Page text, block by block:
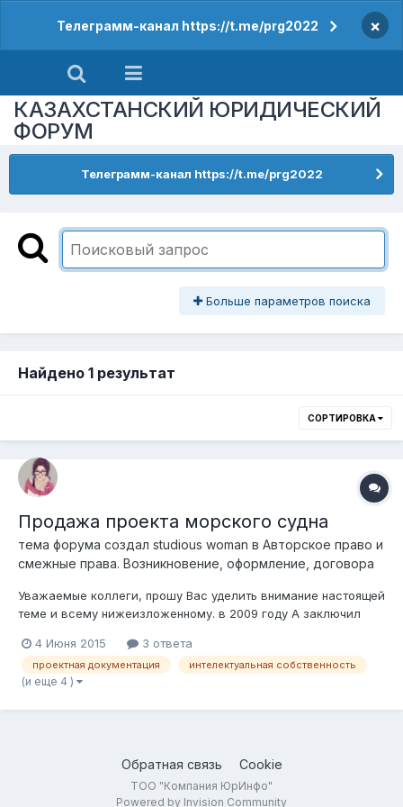
Телеграмм-канал https://t.me/prg2022 ×
КАЗАХСТАНСКИЙ ЮРИДИЧЕСКИЙ
ФОРУМ
Телеграмм-канал https://t.me/prg2022
Больше параметров поиска
Найдено 1 результат
СОРТИРОВКА
Продажа проекта морского судна
тема форума создал studious woman в Авторское право и
смежные права. Возникновение, оформление, договора
Уважаемые коллеги, прошу Вас уделить внимание настоящей
теме и всему нижеизложенному. в 2009 году А заключил
выполнить и сдать технический проект баржи - площадки, а
А принять и оплатить данные работы. Согласно условий
договора: 1. право собств...
4 Июня 2015 3 ответа
проектная документация интелектуальная собственность
(и еще 4 )
Обратная связь Cookie
ТОО "Компания ЮрИнфо"
Powered by Invision Community